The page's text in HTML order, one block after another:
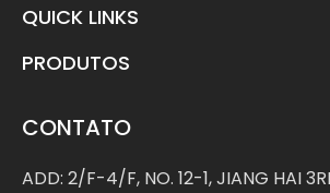
QUICK LINKS
PRODUTOS
CONTATO
ADD: 2/F-4/F, NO. 12-1, JIANG HAI